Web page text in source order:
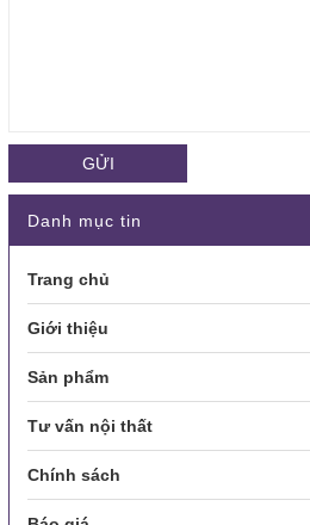
GỬI
Danh mục tin
Trang chủ
Giới thiệu
Sản phẩm
Tư vấn nội thất
Chính sách